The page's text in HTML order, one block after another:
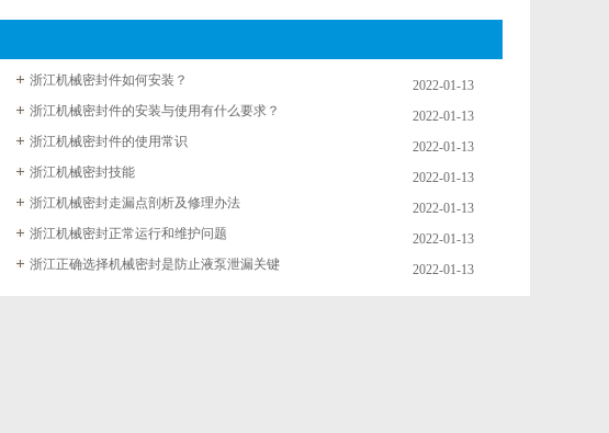
2022-01-13
浙江机械密封件如何安装？
2022-01-13
浙江机械密封件的安装与使用有什么要求？
2022-01-13
浙江机械密封件的使用常识
2022-01-13
浙江机械密封技能
2022-01-13
浙江机械密封走漏点剖析及修理办法
2022-01-13
浙江机械密封正常运行和维护问题
2022-01-13
浙江正确选择机械密封是防止液泵泄漏关键